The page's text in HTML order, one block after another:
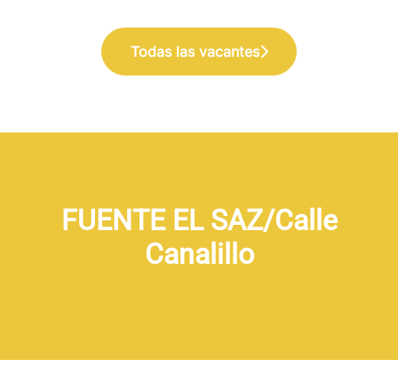
Todas las vacantes
FUENTE EL SAZ/Calle
Canalillo